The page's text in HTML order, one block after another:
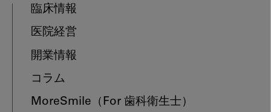
臨床情報
医院経営
開業情報
コラム
MoreSmile （For 歯科衛生士）